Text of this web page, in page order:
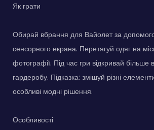
Як грати
Обирай вбрання для Вайолет за
сенсорного екрана. Перетягуй одяг на
фотографії. Під час гри відкривай більше
гардеробу. Підказка: змішуй різні
особливі модні рішення.
Особливості